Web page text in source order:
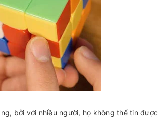
bởi với nhiều người, họ không thể tin được